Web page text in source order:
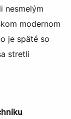
nesmelým
modernom
je späté so
stretli